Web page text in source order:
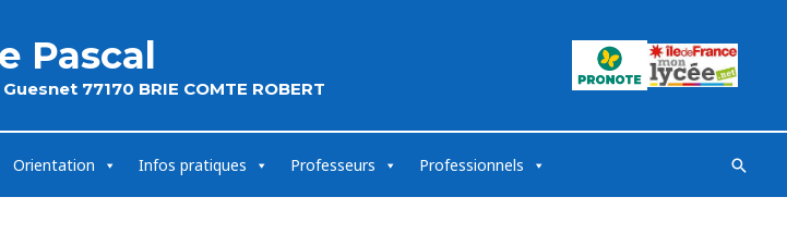
Pascal
77170 BRIE COMTE ROBERT
Orientation Infos pratiques Professeurs Professionnels